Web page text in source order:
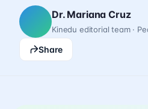
Dr. Mariana Cruz
Kinedu editorial team ·
Share